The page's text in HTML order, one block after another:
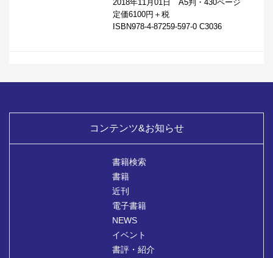
2018年11月01日 A5判・430ページ
定価6100円＋税
ISBN978-4-87259-597-0 C3036
コンテンツ&お知らせ
書籍検索
書籍
近刊
電子書籍
NEWS
イベント
書評・紹介